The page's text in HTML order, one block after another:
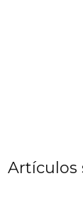
Artículos